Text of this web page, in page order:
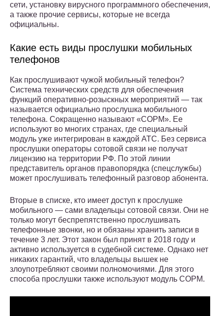
сети, установку вирусного программного обеспечения,
а также прочие сервисы, которые не всегда
официальны.
Какие есть виды прослушки мобильных
телефонов
Как прослушивают чужой мобильный телефон?
Система технических средств для обеспечения
функций оперативно-розыскных мероприятий — так
называется официально прослушка мобильного
телефона. Сокращенно называют «СОРМ». Ее
используют во многих странах, где специальный
модуль уже интегрирован в каждой АТС. Без сервиса
прослушки операторы сотовой связи не получат
лицензию на территории РФ. По этой линии
представитель органов правопорядка (спецслужбы)
может прослушивать телефонный разговор абонента.
Вторые в списке, кто имеет доступ к прослушке
мобильного — сами владельцы сотовой связи. Они не
только могут беспрепятственно прослушивать
телефонные звонки, но и обязаны хранить записи в
течение 3 лет. Этот закон был принят в 2018 году и
активно используется в судебной системе. Однако нет
никаких гарантий, что владельцы вышек не
злоупотребляют своими полномочиями. Для этого
способа прослушки также используют модуль СОРМ.